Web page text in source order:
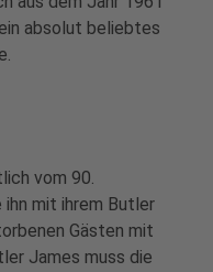
absolut beliebtes
vom 90.
mit ihrem Butler
Gästen mit
James muss die